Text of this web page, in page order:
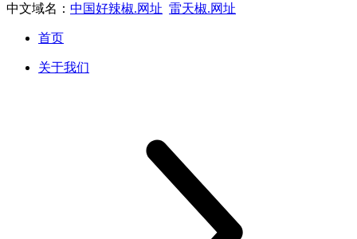
中文域名： 中国好辣椒.网址 雷天椒.网址
首页
关于我们